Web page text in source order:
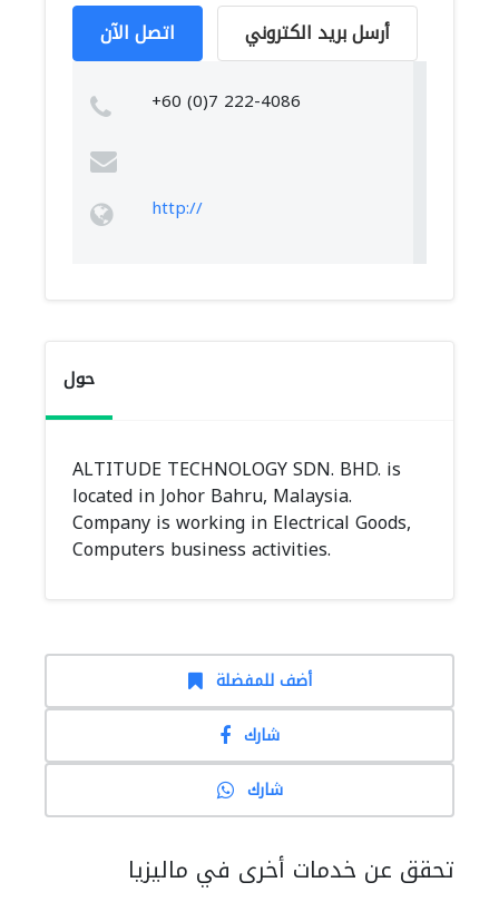
اتصل الآن أرسل بريد الكتروني
+60 (0)7 222-4086
http://
حول
ALTITUDE TECHNOLOGY SDN. BHD. is
located in Johor Bahru, Malaysia.
Company is working in Electrical Goods,
Computers business activities.
أضف للمفضلة
شارك
شارك
تحقق عن خدمات أخرى في ماليزيا